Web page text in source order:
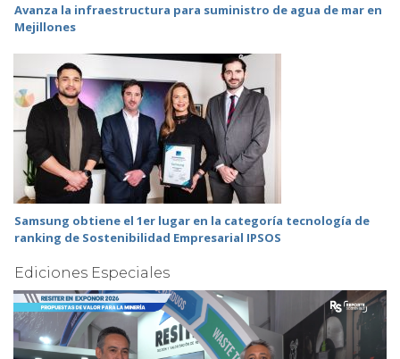
Avanza la infraestructura para suministro de agua de mar en
Mejillones
Samsung obtiene el 1er lugar en la categoría tecnología de
ranking de Sostenibilidad Empresarial IPSOS
Ediciones Especiales